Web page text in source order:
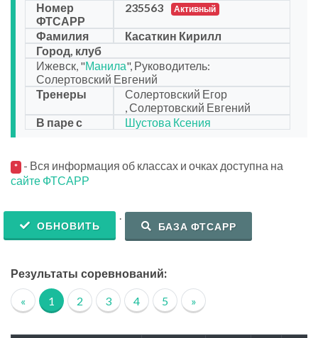
Номер
ФТСАРР
235563 Активный
Фамилия
Касаткин Кирилл
Город, клуб
Ижевск, "Манила", Руководитель:
Солертовский Евгений
Тренеры
Солертовский Егор
, Солертовский Евгений
В паре с
Шустова Ксения
* - Вся информация об классах и очках доступна на
сайте ФТСАРР
ОБНОВИТЬ
.
БАЗА ФТСАРР
Результаты соревнований:
« 1 2 3 4 5 »